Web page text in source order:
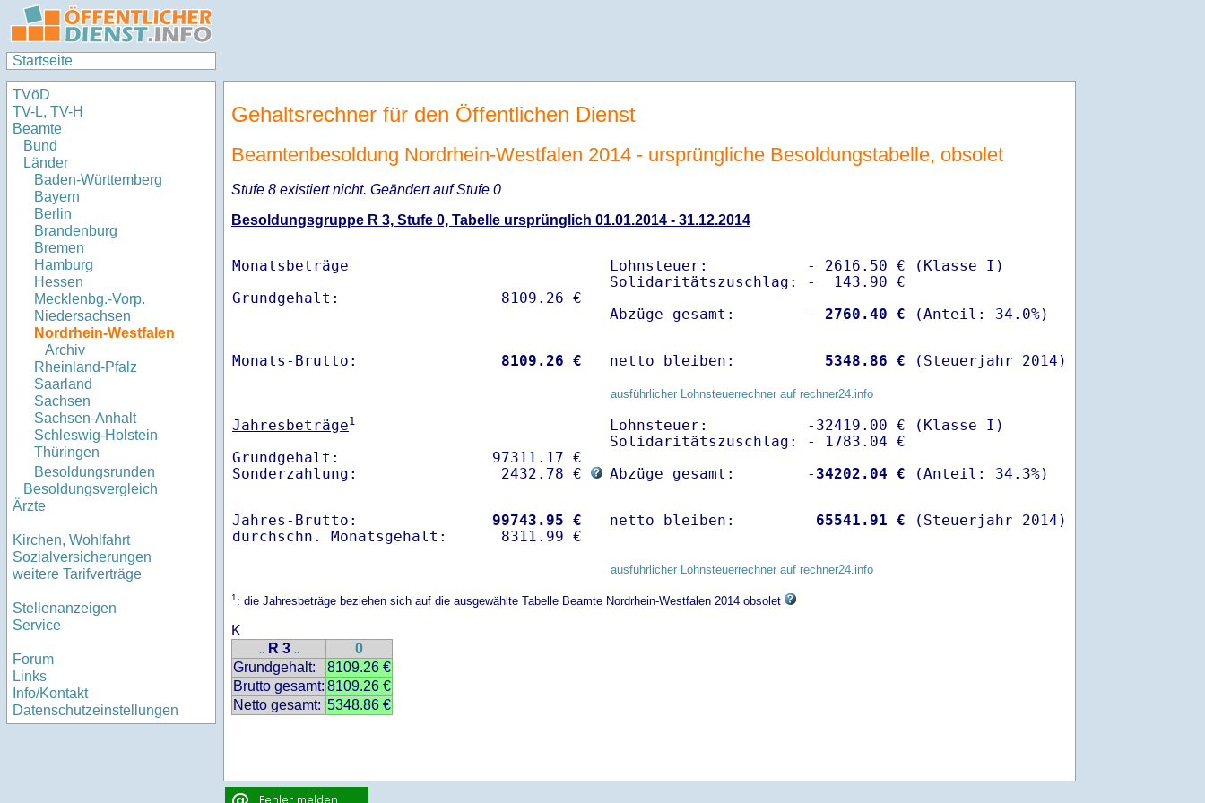
Startseite
TVöD
TV-L, TV-H
Beamte
Bund
Länder
Baden-Württemberg
Bayern
Berlin
Brandenburg
Bremen
Hamburg
Hessen
Mecklenbg.-Vorp.
Niedersachsen
Nordrhein-Westfalen
Archiv
Rheinland-Pfalz
Saarland
Sachsen
Sachsen-Anhalt
Schleswig-Holstein
Thüringen
Besoldungsrunden
Besoldungsvergleich
Ärzte
Kirchen, Wohlfahrt
Sozialversicherungen
weitere Tarifverträge
Stellenanzeigen
Service
Forum
Links
Info/Kontakt
Datenschutzeinstellungen
Gehaltsrechner für den Öffentlichen Dienst
Beamtenbesoldung Nordrhein-Westfalen 2014 - ursprüngliche Besoldungstabelle, obsolet
Stufe 8 existiert nicht. Geändert auf Stufe 0
Besoldungsgruppe R 3, Stufe 0, Tabelle ursprünglich 01.01.2014 - 31.12.2014
Monatsbeträge
Lohnsteuer:           - 2616.50 € (Klasse I)
Solidaritätszuschlag: -  143.90 €
Abzüge gesamt:        -
2760.40 €
Monats-Brutto: 8109.26 € netto bleiben: 5348.86 € (Steuerjahr 2014)
ausführlicher Lohnsteuerrechner auf rechner24.info
Jahresbeträge1
Grundgehalt:                 97311.17 €
Sonderzahlung:                2432.78 €
Lohnsteuer:           -32419.00 € (Klasse I)
Solidaritätszuschlag: - 1783.04 €
Abzüge gesamt:        - 34202.04 €
Jahres-Brutto: 99743.95 €
netto bleiben: 65541.91 € (Steuerjahr 2014)
ausführlicher Lohnsteuerrechner auf rechner24.info
1: die Jahresbeträge beziehen sich auf die ausgewählte Tabelle Beamte Nordrhein-Westfalen 2014 obsolet
K
.. R 3 ..
0
Grundgehalt:
8109.26 €
Brutto gesamt: 8109.26 €
Netto gesamt: 5348.86 €